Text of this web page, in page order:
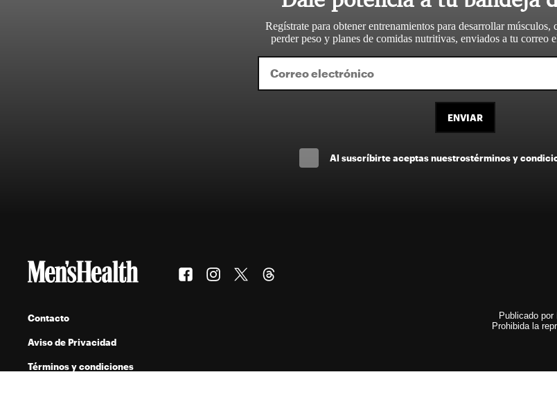
Regístrate para obtener entrenamientos para desarrollar músculos,
perder peso y planes de comidas nutritivas, enviados a tu correo
ENVIAR
Al suscríbirte aceptas nuestrostérminos y
Contacto
Aviso de Privacidad
Términos y condiciones
Publicado
Prohibida la